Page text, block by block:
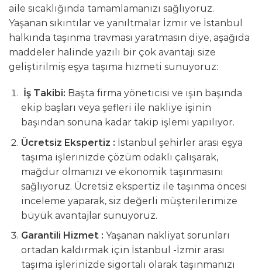
aile sıcaklığında tamamlamanızı sağlıyoruz.
Yaşanan sıkıntılar ve yanıltmalar İzmir ve İstanbul
halkında taşınma travması yaratmasın diye, aşağıda
maddeler halinde yazılı bir çok avantajı size
geliştirilmiş eşya taşıma hizmeti sunuyoruz:
İş Takibi: Başta firma yöneticisi ve işin başında
ekip başları veya şefleri ile nakliye işinin
başından sonuna kadar takip işlemi yapılıyor.
Ücretsiz Ekspertiz : İstanbul şehirler arası eşya
taşıma işlerinizde çözüm odaklı çalışarak,
mağdur olmanızı ve ekonomik taşınmasını
sağlıyoruz. Ücretsiz ekspertiz ile taşınma öncesi
inceleme yaparak, siz değerli müşterilerimize
büyük avantajlar sunuyoruz.
Garantili Hizmet : Yaşanan nakliyat sorunları
ortadan kaldırmak için İstanbul -İzmir arası
taşıma işlerinizde sigortalı olarak taşınmanızı